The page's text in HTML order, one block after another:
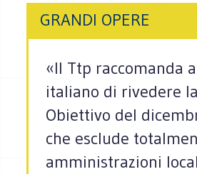
GRANDI OPERE
«Il Ttp raccomanda
italiano di rivedere
Obiettivo del
che esclude
amministrazioni